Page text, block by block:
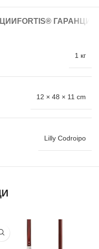
FORTIS®
1 кг
12 × 48 × 11 cm
Lilly Codroipo